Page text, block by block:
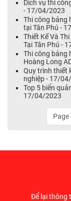
Dịch vụ thi
- 17/04/2023
Thi công bảng
tại Tân Phú -
Thiết Kế Và
Tại Tân Phú -
Thi công bảng
Hoàng Long
Quy trình thiết
nghiệp - 17/
Top 5 biển
17/04/2023
Page
Để lại thông